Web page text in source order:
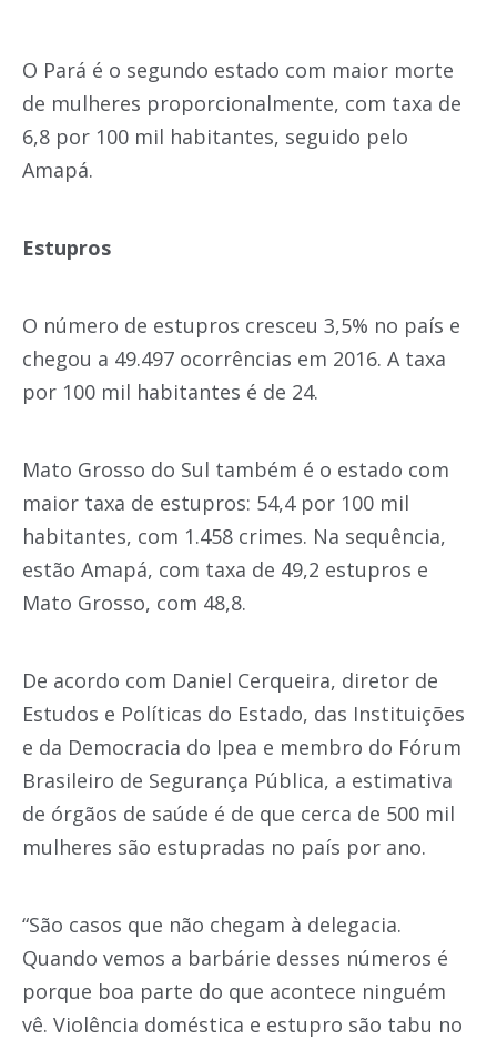
O Pará é o segundo estado com maior morte
de mulheres proporcionalmente, com taxa de
6,8 por 100 mil habitantes, seguido pelo
Amapá.
Estupros
O número de estupros cresceu 3,5% no país e
chegou a 49.497 ocorrências em 2016. A taxa
por 100 mil habitantes é de 24.
Mato Grosso do Sul também é o estado com
maior taxa de estupros: 54,4 por 100 mil
habitantes, com 1.458 crimes. Na sequência,
estão Amapá, com taxa de 49,2 estupros e
Mato Grosso, com 48,8.
De acordo com Daniel Cerqueira, diretor de
Estudos e Políticas do Estado, das Instituições
e da Democracia do Ipea e membro do Fórum
Brasileiro de Segurança Pública, a estimativa
de órgãos de saúde é de que cerca de 500 mil
mulheres são estupradas no país por ano.
“São casos que não chegam à delegacia.
Quando vemos a barbárie desses números é
porque boa parte do que acontece ninguém
vê. Violência doméstica e estupro são tabu no